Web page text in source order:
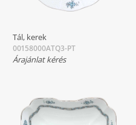
Tál, kerek
00158000ATQ3-PT
Árajánlat kérés